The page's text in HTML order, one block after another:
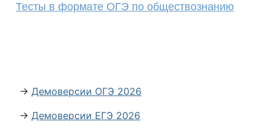
Тесты в формате ОГЭ по обществознанию
→ Демоверсии ОГЭ 2026
→ Демоверсии ЕГЭ 2026